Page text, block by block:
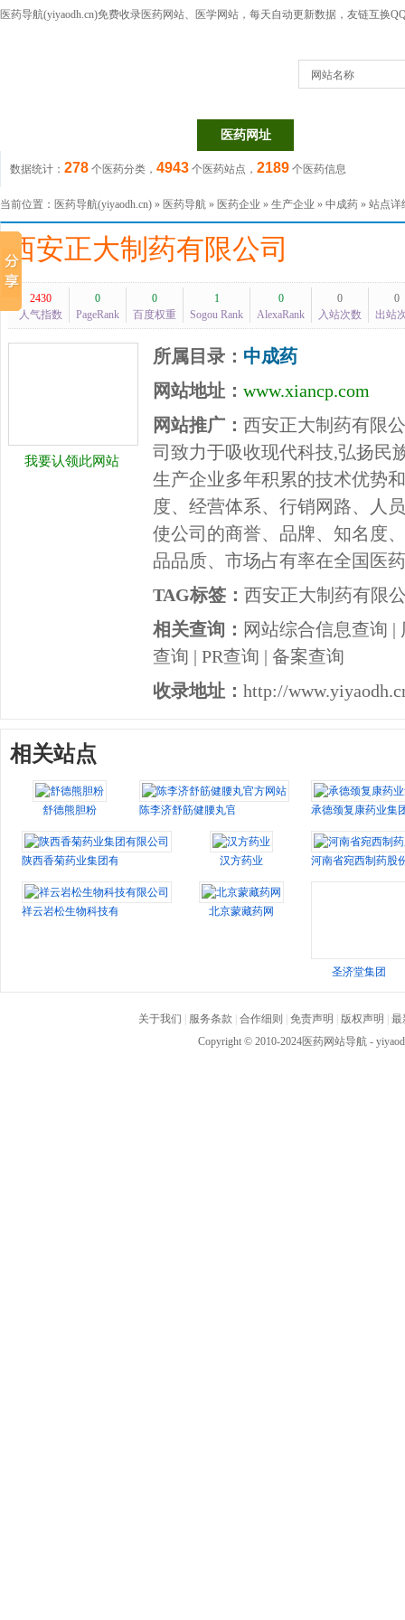
医药导航(yiyaodh.cn)免费收录医药网站、医学网站，每天自动更新数据，友链互换
网站名称
医药网址
数据统计： 278 个医药分类， 4943 个医药站点， 2189 个医药信息
当前位置： 医药导航(yiyaodh.cn) » 医药导航 » 医药企业 » 生产企业 » 中成药 » 站点
西安正大制药有限公司
2430
人气指数
0
PageRank
0
百度权重
1
Sogou Rank
0
AlexaRank
0
入站次数
0
出站
我要认领此网站
所属目录： 中成药
网站地址： www.xiancp.com
网站推广： 西安正大制药有限
司致力于吸收现代科技,弘扬民
生产企业多年积累的技术优势
度、经营体系、行销网路、人
使公司的商誉、品牌、知名度
品品质、市场占有率在全国医
TAG标签： 西安正大制药有限
相关查询： 网站综合信息查询 |
查询 | PR查询 | 备案查询
收录地址： http://
相关站点
舒德熊胆粉 陈李济舒筋健腰丸官方网站 承德颈复康药业集
陕西香菊药业集团有限公司 汉方药业 河南省宛西制药股
祥云岩松生物科技有限公司 北京蒙藏药网
圣济堂集团
关于我们 服务条款 合作细则 免责声明 版权声明
最
Copyright © 2010-2024医药网站导航-